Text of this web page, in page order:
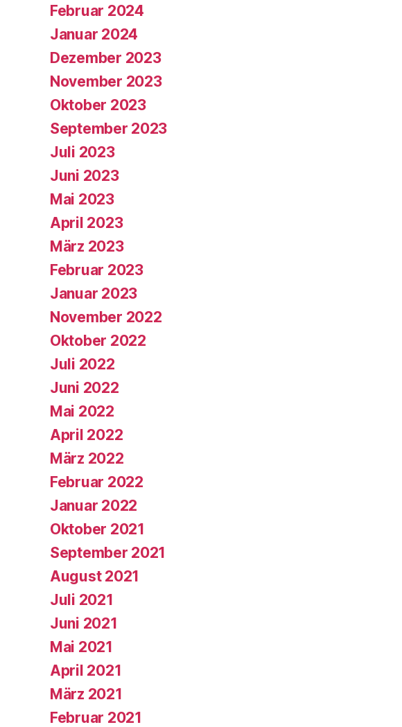
Februar 2024
Januar 2024
Dezember 2023
November 2023
Oktober 2023
September 2023
Juli 2023
Juni 2023
Mai 2023
April 2023
März 2023
Februar 2023
Januar 2023
November 2022
Oktober 2022
Juli 2022
Juni 2022
Mai 2022
April 2022
März 2022
Februar 2022
Januar 2022
Oktober 2021
September 2021
August 2021
Juli 2021
Juni 2021
Mai 2021
April 2021
März 2021
Februar 2021